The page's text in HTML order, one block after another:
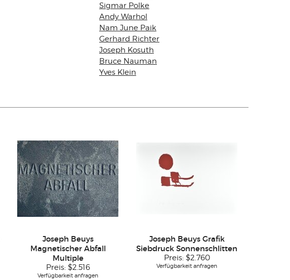
Sigmar Polke
Andy Warhol
Nam June Paik
Gerhard Richter
Joseph Kosuth
Bruce Nauman
Yves Klein
Joseph Beuys
Magnetischer Abfall
Multiple
Preis: $2.516
Verfügbarkeit anfragen
Joseph Beuys Grafik
Siebdruck Sonnenschlitten
Preis: $2.760
Verfügbarkeit anfragen